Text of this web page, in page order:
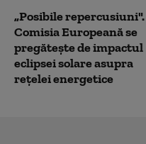
„Posibile repercusiuni".
Comisia Europeană se
pregătește de impactul
eclipsei solare asupra
rețelei energetice